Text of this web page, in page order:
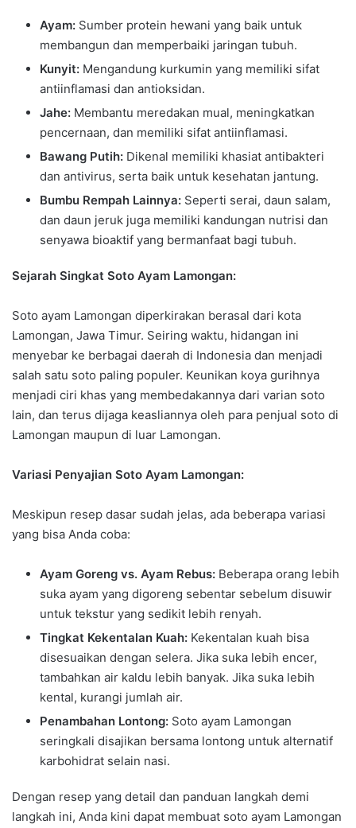
Ayam: Sumber protein hewani yang baik untuk
membangun dan memperbaiki jaringan tubuh.
Kunyit: Mengandung kurkumin yang memiliki sifat
antiinflamasi dan antioksidan.
Jahe: Membantu meredakan mual, meningkatkan
pencernaan, dan memiliki sifat antiinflamasi.
Bawang Putih: Dikenal memiliki khasiat antibakteri
dan antivirus, serta baik untuk kesehatan jantung.
Bumbu Rempah Lainnya: Seperti serai, daun salam,
dan daun jeruk juga memiliki kandungan nutrisi dan
senyawa bioaktif yang bermanfaat bagi tubuh.
Sejarah Singkat Soto Ayam Lamongan:
Soto ayam Lamongan diperkirakan berasal dari kota
Lamongan, Jawa Timur. Seiring waktu, hidangan ini
menyebar ke berbagai daerah di Indonesia dan menjadi
salah satu soto paling populer. Keunikan koya gurihnya
menjadi ciri khas yang membedakannya dari varian soto
lain, dan terus dijaga keasliannya oleh para penjual soto di
Lamongan maupun di luar Lamongan.
Variasi Penyajian Soto Ayam Lamongan:
Meskipun resep dasar sudah jelas, ada beberapa variasi
yang bisa Anda coba:
Ayam Goreng vs. Ayam Rebus: Beberapa orang lebih
suka ayam yang digoreng sebentar sebelum disuwir
untuk tekstur yang sedikit lebih renyah.
Tingkat Kekentalan Kuah: Kekentalan kuah bisa
disesuaikan dengan selera. Jika suka lebih encer,
tambahkan air kaldu lebih banyak. Jika suka lebih
kental, kurangi jumlah air.
Penambahan Lontong: Soto ayam Lamongan
seringkali disajikan bersama lontong untuk alternatif
karbohidrat selain nasi.
Dengan resep yang detail dan panduan langkah demi
langkah ini, Anda kini dapat membuat soto ayam Lamongan